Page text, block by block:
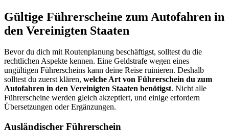
Gültige Führerscheine zum Autofahren in
den Vereinigten Staaten
Bevor du dich mit Routenplanung beschäftigst, solltest du die
rechtlichen Aspekte kennen. Eine Geldstrafe wegen eines
ungültigen Führerscheins kann deine Reise ruinieren. Deshalb
solltest du zuerst klären, welche Art von Führerschein du zum
Autofahren in den Vereinigten Staaten benötigst. Nicht alle
Führerscheine werden gleich akzeptiert, und einige erfordern
Übersetzungen oder Ergänzungen.
Ausländischer Führerschein